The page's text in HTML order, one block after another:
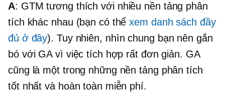
A: GTM tương thích với nhiều nền tảng phân
tích khác nhau (bạn có thểxem danh sách đầy
đủ ở đây). Tuy nhiên, nhìn chung bạn nên gắn
bó với GA vì việc tích hợp rất đơn giản. GA
cũng là một trong những nền tảng phân tích
tốt nhất và hoàn toàn miễn phí.